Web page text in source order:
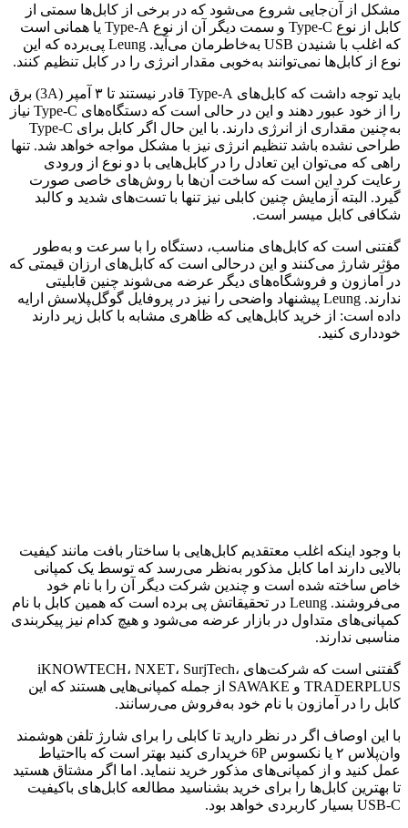
مشکل از آن‌جایی شروع می‌شود که در برخی از کابل‌ها سمتی از
کابل از نوع Type-C و سمت دیگر آن از نوع Type-A یا همانی است
که اغلب با شنیدن USB به‌خاطرمان می‌آید. Leung پی‌برده که این
نوع از کابل‌ها نمی‌توانند به‌خوبی مقدار انرژی را در کابل تنظیم کنند.
باید توجه داشت که کابل‌های Type-A قادر نیستند تا ۳ آمپر (3A) برق
را از خود عبور دهند و این در حالی است که دستگاه‌های Type-C نیاز
به‌چنین مقداری از انرژی دارند. با این حال اگر کابل برای Type-C
طراحی نشده باشد تنظیم انرژی نیز با مشکل مواجه خواهد شد. تنها
راهی که می‌توان این تعادل را در کابل‌هایی با دو نوع از ورودی
رعایت کرد این است که ساخت آن‌ها با روش‌های خاصی صورت
گیرد. البته آزمایش چنین کابلی نیز تنها با تست‌های شدید و کالبد
شکافی کابل میسر است.
گفتنی است که کابل‌های مناسب، دستگاه را با سرعت و به‌طور
مؤثر شارژ می‌کنند و این درحالی است که کابل‌های ارزان قیمتی که
در آمازون و فروشگاه‌های دیگر عرضه می‌شوند چنین قابلیتی
ندارند. Leung پیشنهاد واضحی را نیز در پروفایل گوگل‌‍پلاسش ارایه
داده است: از خرید کابل‌هایی که ظاهری مشابه با کابل زیر دارند
خودداری کنید.
با وجود اینکه اغلب معتقدیم کابل‌هایی با ساختار بافت مانند کیفیت
بالایی دارند اما کابل مذکور به‌نظر می‌رسد که توسط یک کمپانی
خاص ساخته شده است و چندین شرکت دیگر آن را با نام خود
می‌فروشند. Leung در تحقیقاتش پی برده است که همین کابل با نام
کمپانی‌های متداول در بازار عرضه می‌شود و هیچ کدام نیز پیکربندی
مناسبی ندارند.
گفتنی است که شرکت‌های iKNOWTECH، NXET، SurjTech،
TRADERPLUS و SAWAKE از جمله کمپانی‌هایی هستند که این
کابل را در آمازون با نام خود به‌فروش می‌رسانند.
با این اوصاف اگر در نظر دارید تا کابلی را برای شارژ تلفن هوشمند
وان‌پلاس ۲ یا نکسوس 6P خریداری کنید بهتر است که بااحتیاط
عمل کنید و از کمپانی‌های مذکور خرید ننماید. اما اگر مشتاق هستید
تا بهترین کابل‌ها را برای خرید بشناسید مطالعه کابل‌های باکیفیت
USB-C بسیار کاربردی خواهد بود.